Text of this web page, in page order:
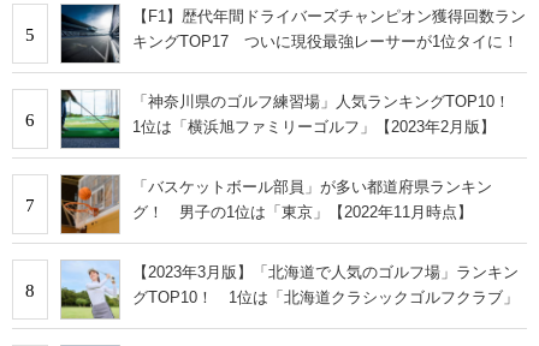
5
【F1】歴代年間ドライバーズチャンピオン獲得回数ラン
キングTOP17 ついに現役最強レーサーが1位タイに！
6
「神奈川県のゴルフ練習場」人気ランキングTOP10！
1位は「横浜旭ファミリーゴルフ」【2023年2月版】
7
「バスケットボール部員」が多い都道府県ランキン
グ！ 男子の1位は「東京」【2022年11月時点】
8
【2023年3月版】「北海道で人気のゴルフ場」ランキン
グTOP10！ 1位は「北海道クラシックゴルフクラブ」